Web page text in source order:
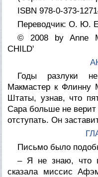
ISBN 978-0-373-
Переводчик: О. Ю.
© 2008 by Anne
CHILD'
Годы разлуки
Макмастер к Флинну
Штаты, узнав, что
Сара больше не
отступать. Он
Письмо было
– Я не знаю, что
сказала миссис